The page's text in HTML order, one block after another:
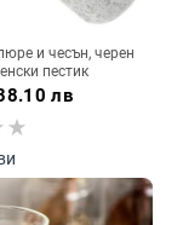
и чесън, черен
пестик
лв